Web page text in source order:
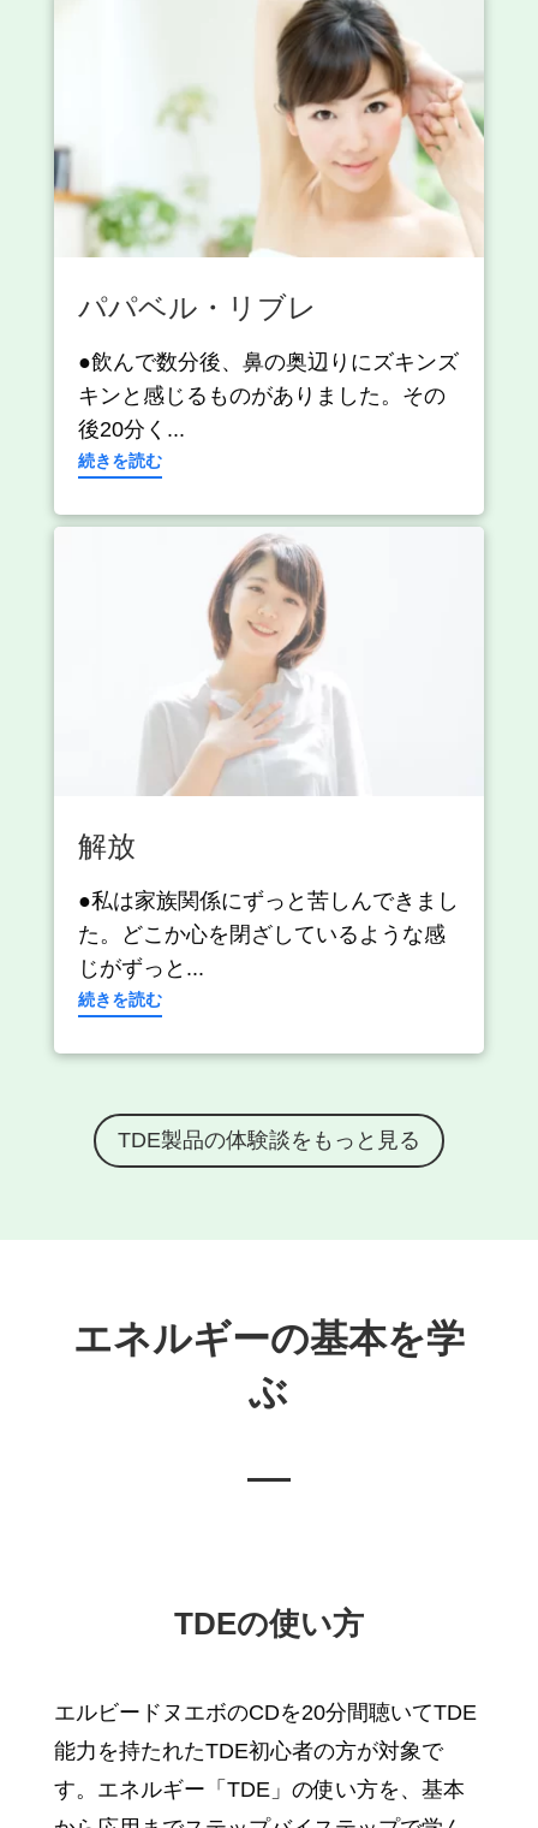
パパベル・リブレ
●飲んで数分後、鼻の奥辺りにズキンズ
キンと感じるものがありました。その
後20分く...
続きを読む
解放
●私は家族関係にずっと苦しんできまし
た。どこか心を閉ざしているような感
じがずっと...
続きを読む
TDE製品の体験談をもっと見る
エネルギーの基本を学
ぶ
TDEの使い方
エルビードヌエボのCDを20分間聴いてTDE
能力を持たれたTDE初心者の方が対象で
す。エネルギー「TDE」の使い方を、基本